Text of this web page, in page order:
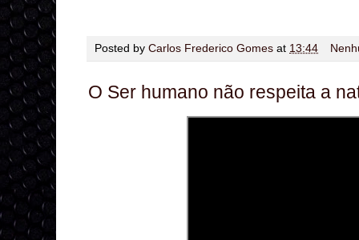
Posted by Carlos Frederico Gomes at 13:44
O Ser humano não respeita a